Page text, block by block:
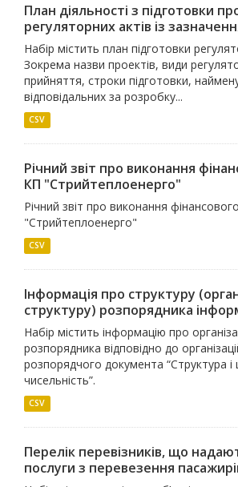
План діяльності з підготовки
регуляторних актів із
Набір містить план підготовки
Зокрема назви проектів, види
прийняття, строки підготовки,
відповідальних за розробку...
CSV
Річний звіт про виконання
КП "Стрийтеплоенерго"
Річний звіт про виконання
"Стрийтеплоенерго"
CSV
Інформація про структуру
структуру) розпорядника
Набір містить інформацію про
розпорядника відповідно до
розпорядчого документа “Структура
чисельність”.
CSV
Перелік перевізників, що
послуги з перевезення